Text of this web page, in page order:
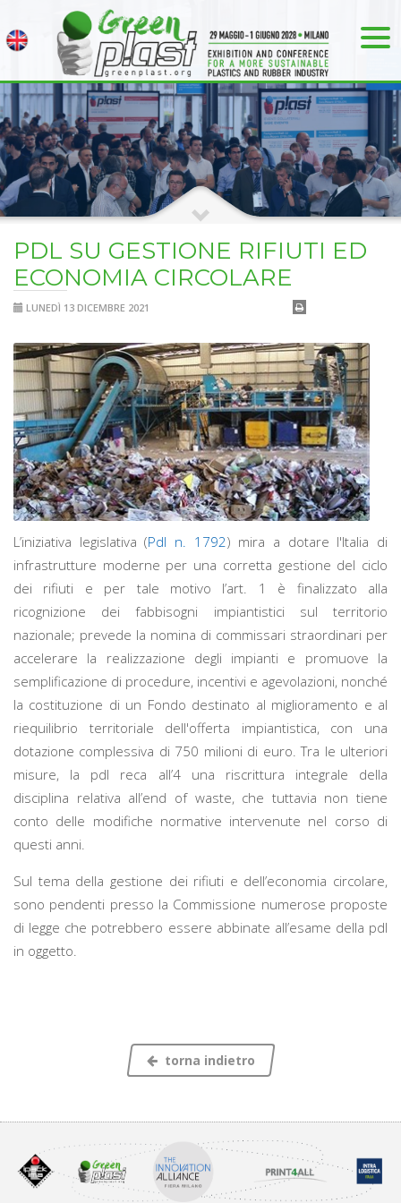
PDL SU GESTIONE RIFIUTI ED
ECONOMIA CIRCOLARE
LUNEDÌ 13 DICEMBRE 2021
L’iniziativa legislativa (Pdl n. 1792) mira a dotare l'Italia di
infrastrutture moderne per una corretta gestione del ciclo
dei rifiuti e per tale motivo l’art. 1 è finalizzato alla
ricognizione dei fabbisogni impiantistici sul territorio
nazionale; prevede la nomina di commissari straordinari per
accelerare la realizzazione degli impianti e promuove la
semplificazione di procedure, incentivi e agevolazioni, nonché
la costituzione di un Fondo destinato al miglioramento e al
riequilibrio territoriale dell'offerta impiantistica, con una
dotazione complessiva di 750 milioni di euro. Tra le ulteriori
misure, la pdl reca all’4 una riscrittura integrale della
disciplina relativa all’end of waste, che tuttavia non tiene
conto delle modifiche normative intervenute nel corso di
questi anni.
Sul tema della gestione dei rifiuti e dell’economia circolare,
sono pendenti presso la Commissione numerose proposte
di legge che potrebbero essere abbinate all’esame della pdl
in oggetto.
torna indietro